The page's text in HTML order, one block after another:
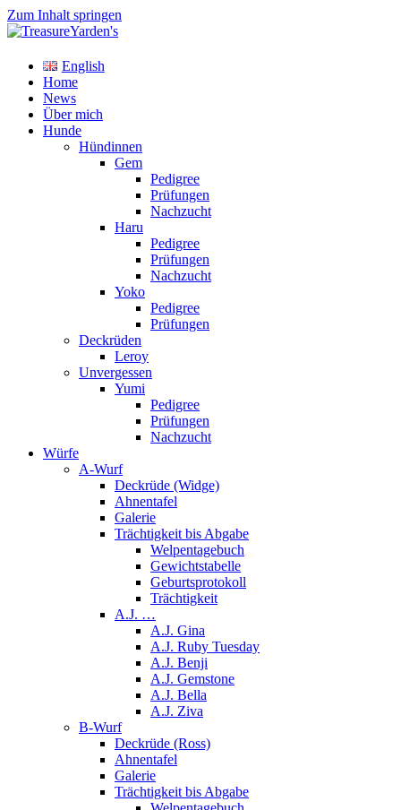
Zum Inhalt springen
TreasureYarden's
Labrador Retriever Zucht im DRC
English
Home
News
Über mich
Hunde
Hündinnen
Gem
Pedigree
Prüfungen
Nachzucht
Haru
Pedigree
Prüfungen
Nachzucht
Yoko
Pedigree
Prüfungen
Deckrüden
Leroy
Unvergessen
Yumi
Pedigree
Prüfungen
Nachzucht
Würfe
A-Wurf
Deckrüde (Widge)
Ahnentafel
Galerie
Trächtigkeit bis Abgabe
Welpentagebuch
Gewichtstabelle
Geburtsprotokoll
Trächtigkeit
A.J. …
A.J. Gina
A.J. Ruby Tuesday
A.J. Benji
A.J. Gemstone
A.J. Bella
A.J. Ziva
B-Wurf
Deckrüde (Ross)
Ahnentafel
Galerie
Trächtigkeit bis Abgabe